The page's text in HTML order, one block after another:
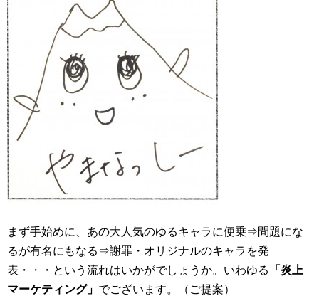
まず手始めに、あの大人気のゆるキャラに便乗⇒問題にな
るが有名にもなる⇒謝罪・オリジナルのキャラを発
表・・・という流れはいかがでしょうか。いわゆる
「炎上
マーケティング」 でございます。（ご提案）